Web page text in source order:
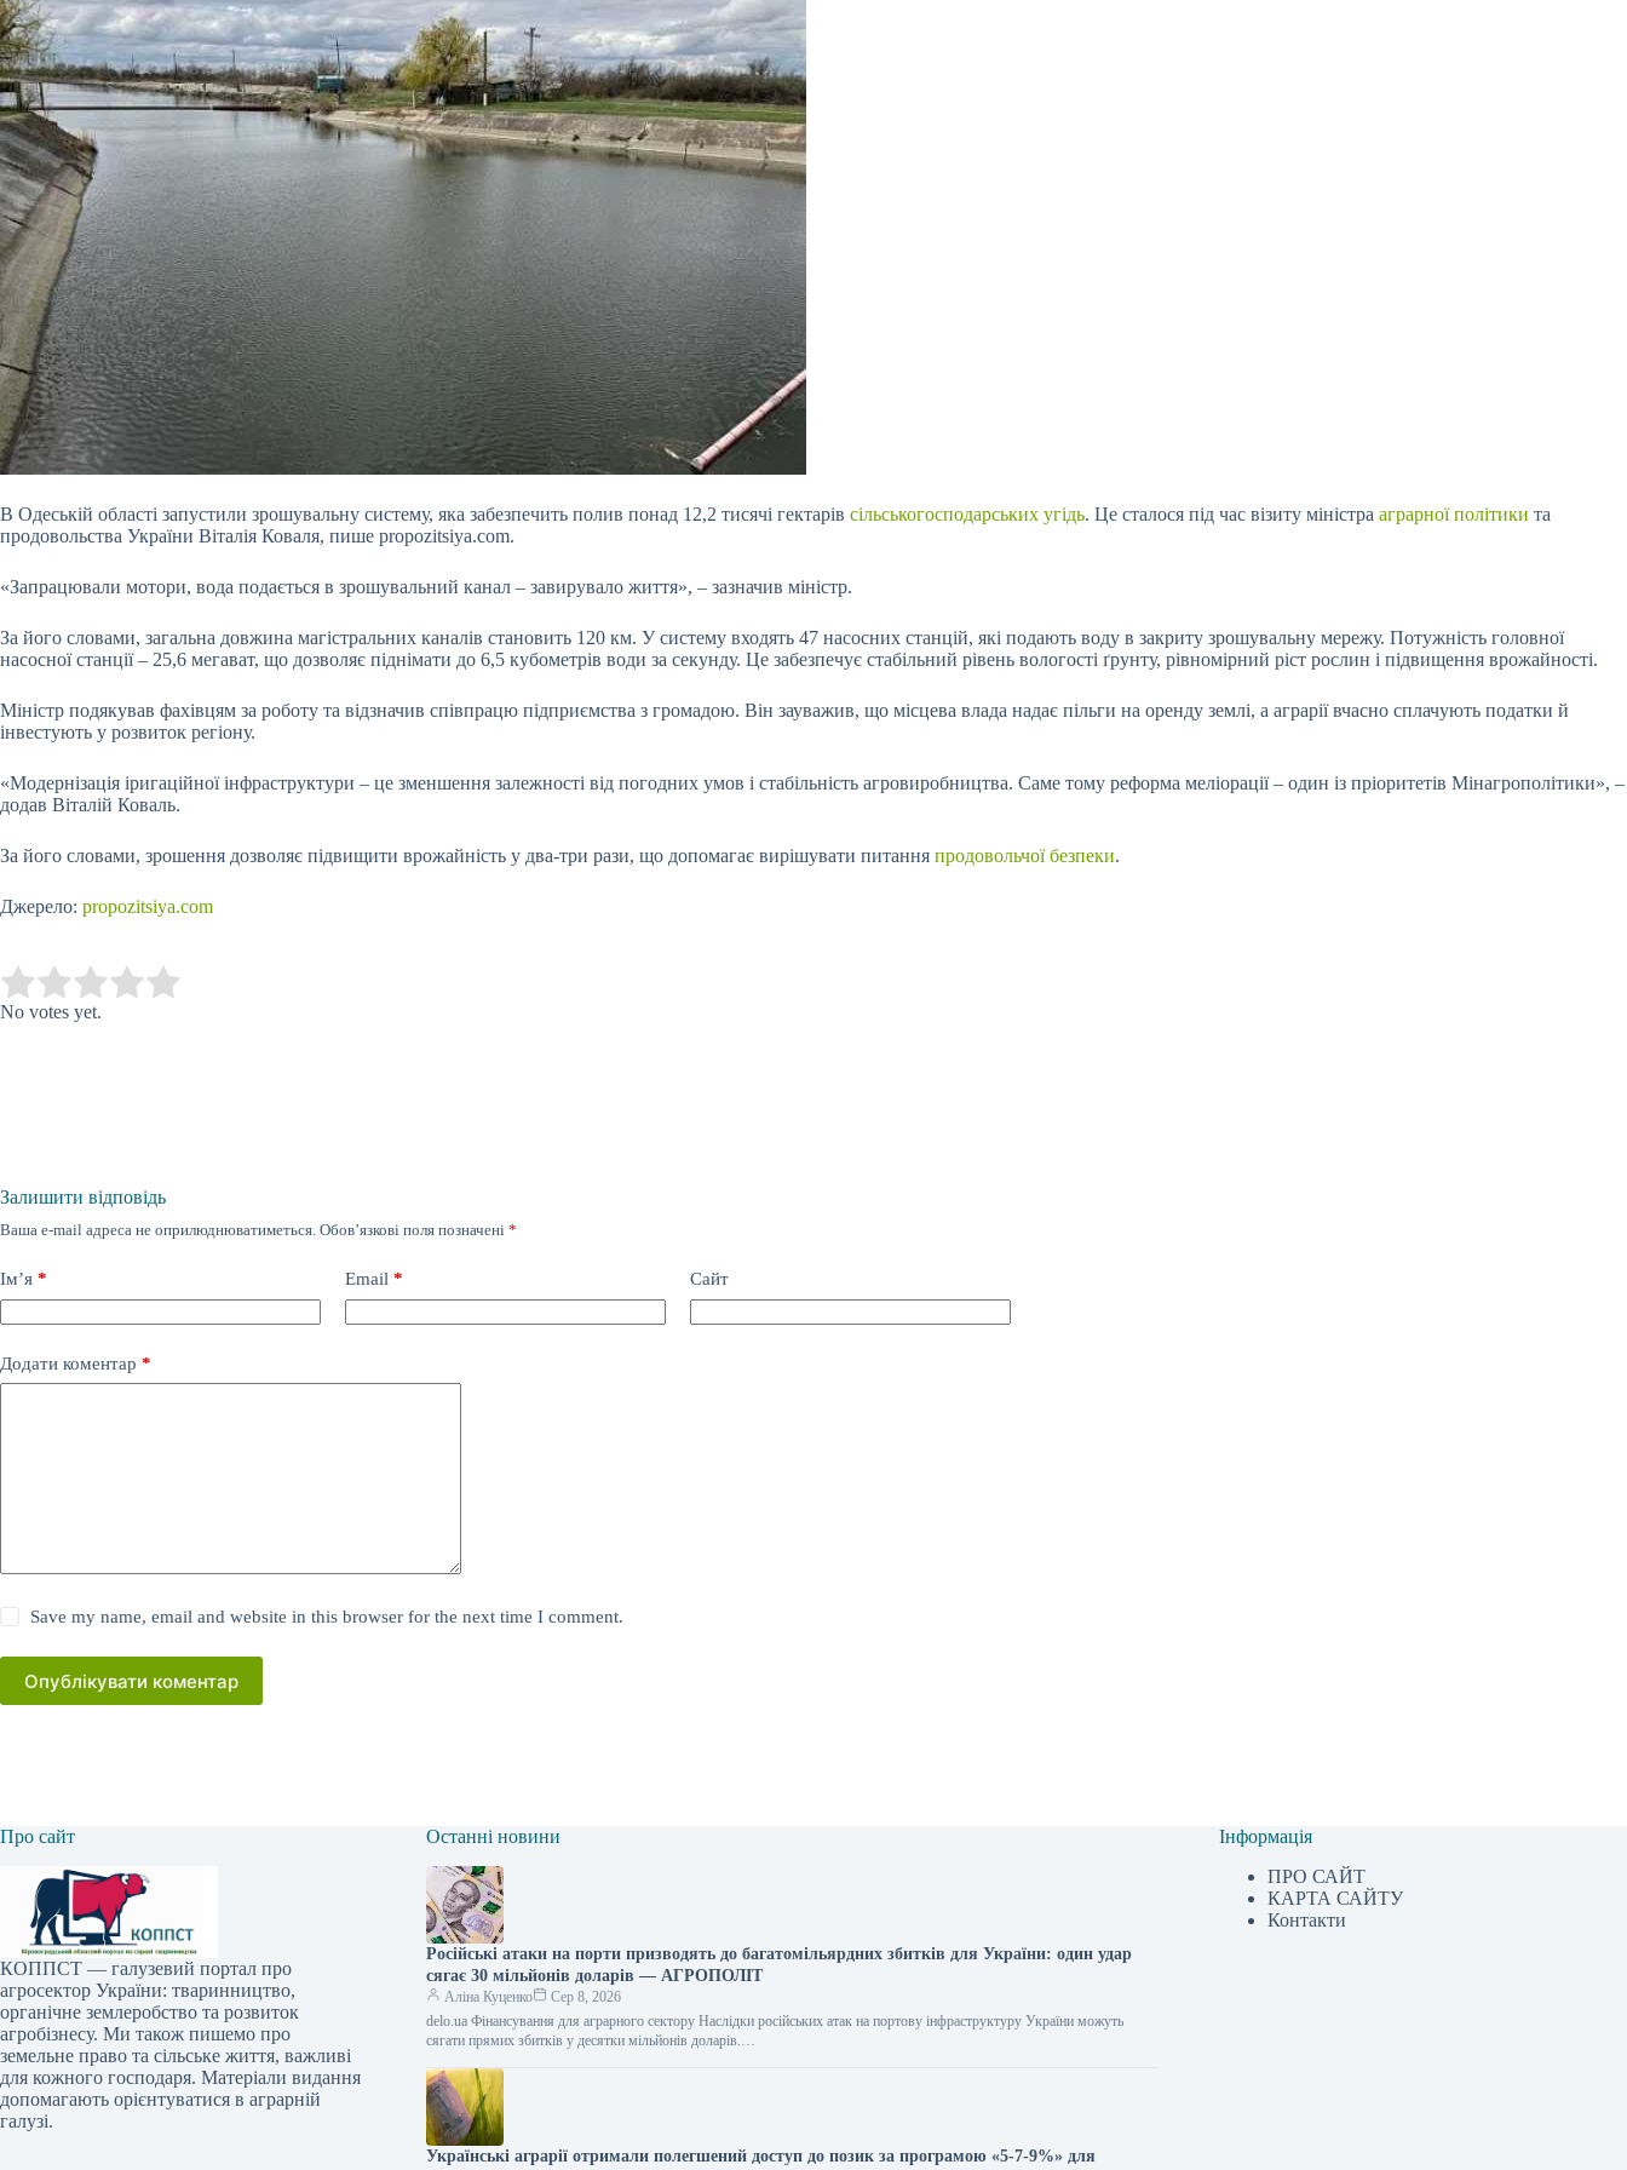
В Одеській області запустили зрошувальну систему, яка забезпечить полив понад 12,2 тисячі гектарів сільськогосподарських угідь. Це сталося під час візиту міністра аграрної політики та
продовольства України Віталія Коваля, пише propozitsiya.com.
«Запрацювали мотори, вода подається в зрошувальний канал – завирувало життя», – зазначив міністр.
За його словами, загальна довжина магістральних каналів становить 120 км. У систему входять 47 насосних станцій, які подають воду в закриту зрошувальну мережу. Потужність головної
насосної станції – 25,6 мегават, що дозволяє піднімати до 6,5 кубометрів води за секунду. Це забезпечує стабільний рівень вологості ґрунту, рівномірний ріст рослин і підвищення врожайності.
Міністр подякував фахівцям за роботу та відзначив співпрацю підприємства з громадою. Він зауважив, що місцева влада надає пільги на оренду землі, а аграрії вчасно сплачують податки й
інвестують у розвиток регіону.
«Модернізація іригаційної інфраструктури – це зменшення залежності від погодних умов і стабільність агровиробництва. Саме тому реформа меліорації – один із пріоритетів Мінагрополітики», –
додав Віталій Коваль.
За його словами, зрошення дозволяє підвищити врожайність у два-три рази, що допомагає вирішувати питання продовольчої безпеки.
Джерело: propozitsiya.com
Rate this item:
No votes yet.
Залишити відповідь
Ваша e-mail адреса не оприлюднюватиметься. Обов’язкові поля позначені *
Ім’я * Email * Сайт
Додати коментар *
Save my name, email and website in this browser for the next time I comment.
Опублікувати коментар
Про сайт
КОППСТ — галузевий портал про
агросектор України: тваринництво,
органічне землеробство та розвиток
агробізнесу. Ми також пишемо про
земельне право та сільське життя, важливі
для кожного господаря. Матеріали видання
допомагають орієнтуватися в аграрній
галузі.
Останні новини
Російські атаки на порти призводять до багатомільярдних збитків для України: один удар
сягає 30 мільйонів доларів — АГРОПОЛІТ
Аліна Куценко
Сер 8, 2026
delo.ua Фінансування для аграрного сектору Наслідки російських атак на портову інфраструктуру України можуть
сягати прямих збитків у десятки мільйонів доларів.…
Українські аграрії отримали полегшений доступ до позик за програмою «5-7-9%» для
Інформація
ПРО САЙТ
КАРТА САЙТУ
Контакти